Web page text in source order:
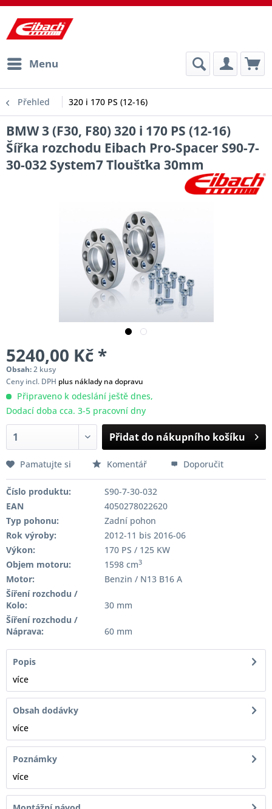
Menu
Přehled 320 i 170 PS (12-16)
BMW 3 (F30, F80) 320 i 170 PS (12-16)
Šířka rozchodu Eibach Pro-Spacer S90-7-
30-032 System7 Tloušťka 30mm
5240,00 Kč *
Obsah:2 kusy
Ceny incl. DPH plus náklady na dopravu
Připraveno k odeslání ještě dnes,
Dodací doba cca. 3-5 pracovní dny
Přidat do nákupního košíku
Pamatujte si Komentář Doporučit
Číslo produktu:
S90-7-30-032
EAN
4050278022620
Typ pohonu:
Zadní pohon
Rok výroby:
2012-11 bis 2016-06
Výkon:
170 PS / 125 KW
Objem motoru:
1598 cm3
Motor:
Benzin / N13 B16 A
Šíření rozchodu /
Kolo:
30 mm
Šíření rozchodu /
Náprava:
60 mm
Popis
více
Obsah dodávky
více
Poznámky
více